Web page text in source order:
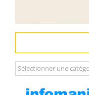
Catégories